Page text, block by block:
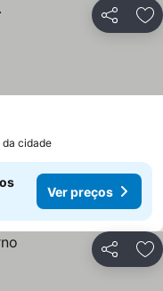
Partilhar
da cidade
Ver preços
Partilhar